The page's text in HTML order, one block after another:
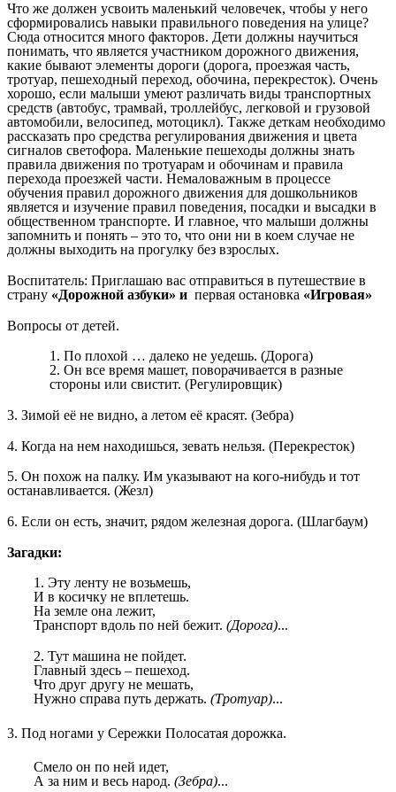
Что же должен усвоить маленький человечек, чтобы у него
сформировались навыки правильного поведения на улице?
Сюда относится много факторов. Дети должны научиться
понимать, что является участником дорожного движения,
какие бывают элементы дороги (дорога, проезжая часть,
тротуар, пешеходный переход, обочина, перекресток). Очень
хорошо, если малыши умеют различать виды транспортных
средств (автобус, трамвай, троллейбус, легковой и грузовой
автомобили, велосипед, мотоцикл). Также деткам необходимо
рассказать про средства регулирования движения и цвета
сигналов светофора. Маленькие пешеходы должны знать
правила движения по тротуарам и обочинам и правила
перехода проезжей части. Немаловажным в процессе
обучения правил дорожного движения для дошкольников
является и изучение правил поведения, посадки и высадки в
общественном транспорте. И главное, что малыши должны
запомнить и понять – это то, что они ни в коем случае не
должны выходить на прогулку без взрослых.
Воспитатель: Приглашаю вас отправиться в путешествие в
страну «Дорожной азбуки» и первая остановка «Игровая»
Вопросы от детей.
По плохой … далеко не уедешь. (Дорога)
Он все время машет, поворачивается в разные
стороны или свистит. (Регулировщик)
3. Зимой её не видно, а летом её красят. (Зебра)
4. Когда на нем находишься, зевать нельзя. (Перекресток)
5. Он похож на палку. Им указывают на кого-нибудь и тот
останавливается. (Жезл)
6. Если он есть, значит, рядом железная дорога. (Шлагбаум)
Загадки:
1. Эту ленту не возьмешь,
И в косичку не вплетешь.
На земле она лежит,
Транспорт вдоль по ней бежит. (Дорога)...
2. Тут машина не пойдет.
Главный здесь – пешеход.
Что друг другу не мешать,
Нужно справа путь держать. (Тротуар)...
3. Под ногами у Сережки Полосатая дорожка.
Смело он по ней идет,
А за ним и весь народ. (Зебра)...